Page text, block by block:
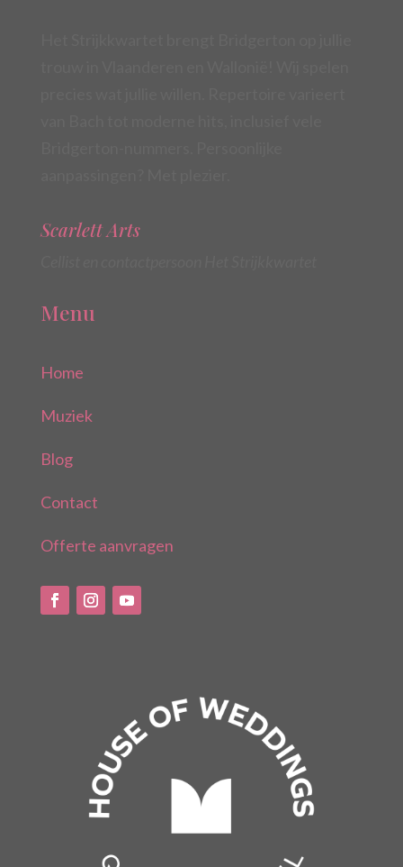
Scarlett Arts
Menu
Home
Muziek
Blog
Contact
Offerte aanvragen